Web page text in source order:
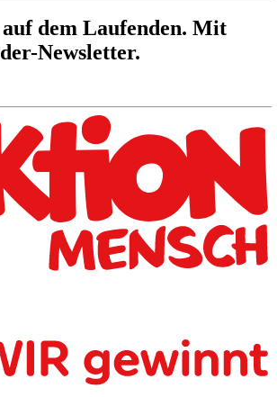
dem Laufenden. Mit
Newsletter.